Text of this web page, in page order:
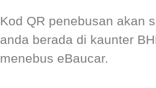
Kod QR penebusan akan
anda berada di kaunter
menebus eBaucar.